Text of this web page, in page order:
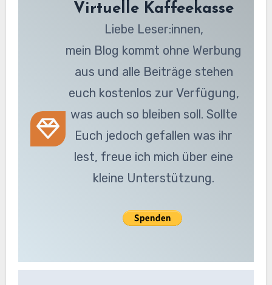
Virtuelle Kaffeekasse
Liebe Leser:innen,
mein Blog kommt ohne Werbung
aus und alle Beiträge stehen
euch kostenlos zur Verfügung,
was auch so bleiben soll. Sollte
Euch jedoch gefallen was ihr
lest, freue ich mich über eine
kleine Unterstützung.